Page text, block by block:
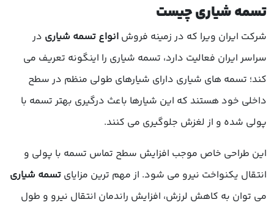
تسمه شیاری چیست
شرکت ایران ویرا که در زمینه فروش انواع تسمه شیاری در
سراسر ایران فعالیت دارد، تسمه شیاری را اینگونه تعریف می
کند؛ تسمه های شیاری دارای شیارهای طولی منظم در سطح
داخلی خود هستند که این شیارها باعث درگیری بهتر تسمه با
پولی شده و از لغزش جلوگیری می کنند.
این طراحی خاص موجب افزایش سطح تماس تسمه با پولی و
انتقال یکنواخت نیرو می شود. از مهم ترین مزایای تسمه شیاری
می توان به کاهش لرزش، افزایش راندمان انتقال نیرو و طول